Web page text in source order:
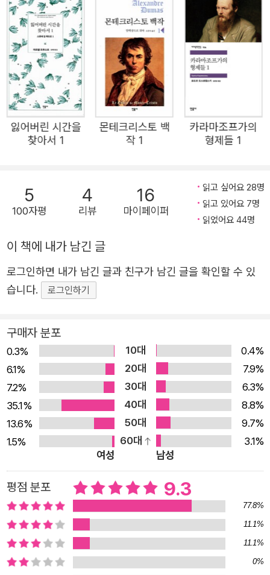
이다. 1886년에 출간된 중편소설 「이반 일리치의 죽음」은
똘스또이의 중단편들 중에서도 가장 뛰어나다는 평가를 받
는 작품이다. 성공한 판사로서 출세 가도를 달리며 평탄한
인생을 살아가던 주인공 이반 일리치가 어느 날 찾아온 원인
모를 병으로 서서히 죽어 가는 과정의 이야기를 담고 있다.
육체를 잠식하는 고통과 싸우며 지난 인생을 되돌아보는 그
는, 그동안 누구보다 올바르게 살아왔다고 여겼던 자신의 삶
을 전혀 다른 각도에서 바라보기 시작한다. 당연하면서도 낯
이의 평생 화두인 <어떻게 살 것인가>라는 문제로 귀결된
다. 죽음 앞에서 자신의 인생 전체를 돌아보는 한 인간의 의
식과 심리적인 과정을 매우 예리하고 생생한 필치로 전달하
며, 삶과 죽음의 의미에 대한 거장의 깊이 있는 통찰을 보여
에 대해 <똘스또이가 쓴 것 중 가장 예술적이고 가장 완벽하
며 가장 세련된 작품>이라는 극찬을 아끼지 않았다. 단편
주인공이 〈광인〉이 되기까지의 사연을 기록한 이야기다. 18
84년 무렵 집필되어 똘스또이 사후인 1912년에 출간된 미
완의 단편으로, 여행 중 작은 마을의 여관방에서 갑작스레
엄습한 우울과 공포에 시달렸던 똘스또이 자신의 자전적 체
험을 바탕으로 하고 있다. 인간의 피할 수 없는 운명인 죽음
에 대한 탐구와 성찰을 보여 주는 이 소설은 「이반 일리치의
죽음」의 예고편이 되는 작품이라 할 수 있다. 함께 수록된
「이반 일리치의 죽음」을 읽는 데 더욱 풍부한 단서들을 제공
해 줄 것이다. 이 책을 번역한 고려대학교 노어노문학과의
석영중 교수와 정지원 씨는 두 작품의 번역을 모두 공동 작
업하여, 인간 내면의 심리를 실감 나게 파고드는 똘스또이의
생동감 넘치는 문체를 섬세하게 살려냈다. 번역 원본으로는
1928~1958년에 발행된 90권짜리 똘스또이 전집의 재출
간본인 L. N. Tolstoi, Polnoe sobranie sochinenii v 90
잃어버린 시간을
찾아서 1
몬테크리스토 백
작 1
카라마조프가의
형제들 1
5
100자평
4
리뷰
16
마이페이퍼
읽고 싶어요 28명
읽고 있어요 7명
읽었어요 44명
이 책에 내가 남긴 글
로그인하면 내가 남긴 글과 친구가 남긴 글을 확인할 수 있
습니다.
로그인하기
구매자 분포
0.3% 10대
0.4%
6.1%
20대
7.9%
7.2%
30대
6.3%
35.1%
40대
8.8%
13.6%
50대
9.7%
1.5%
60대 3.1%
여성 남성
평점 분포 9.3
77.8%
11.1%
11.1%
0%